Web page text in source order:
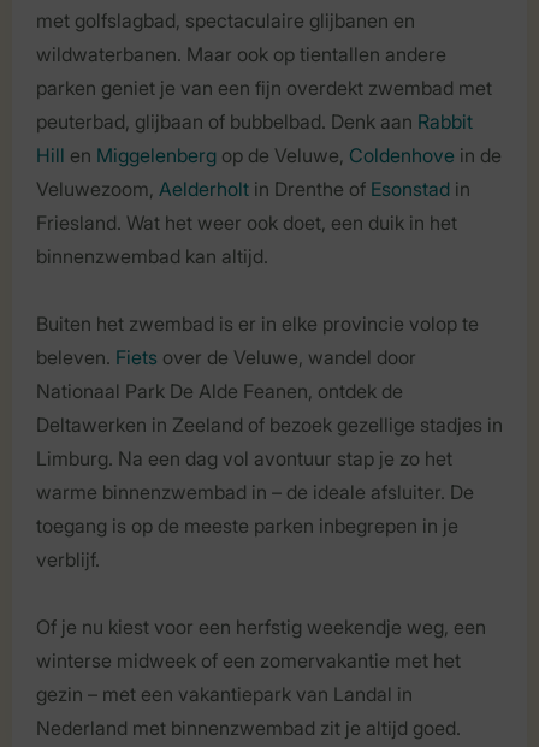
met golfslagbad, spectaculaire glijbanen en
wildwaterbanen. Maar ook op tientallen andere
parken geniet je van een fijn overdekt zwembad met
peuterbad, glijbaan of bubbelbad. Denk aan Rabbit
Hill en Miggelenberg op de Veluwe, Coldenhove in de
Veluwezoom, Aelderholt in Drenthe of Esonstad in
Friesland. Wat het weer ook doet, een duik in het
binnenzwembad kan altijd.
Buiten het zwembad is er in elke provincie volop te
beleven. Fiets over de Veluwe, wandel door
Nationaal Park De Alde Feanen, ontdek de
Deltawerken in Zeeland of bezoek gezellige stadjes in
Limburg. Na een dag vol avontuur stap je zo het
warme binnenzwembad in – de ideale afsluiter. De
toegang is op de meeste parken inbegrepen in je
verblijf.
Of je nu kiest voor een herfstig weekendje weg, een
winterse midweek of een zomervakantie met het
gezin – met een vakantiepark van Landal in
Nederland met binnenzwembad zit je altijd goed.